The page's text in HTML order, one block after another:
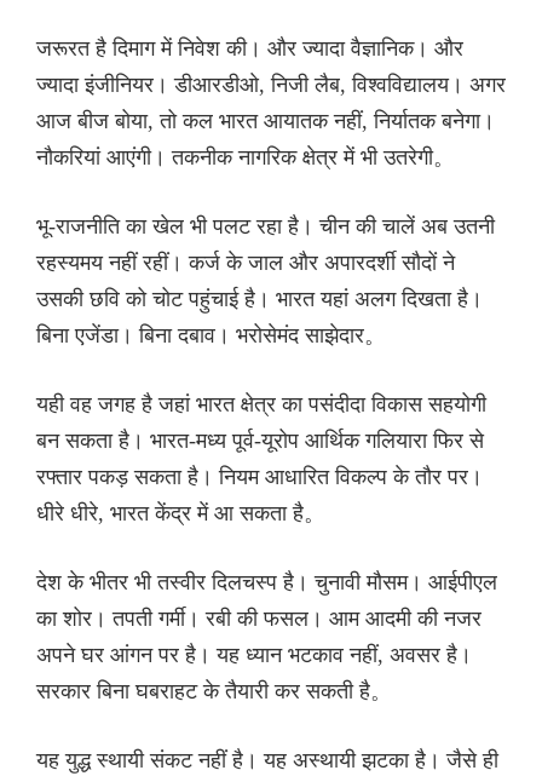
जरूरत है दिमाग में निवेश की। और ज्यादा वैज्ञानिक। और
ज्यादा इंजीनियर। डीआरडीओ, निजी लैब, विश्वविद्यालय। अगर
आज बीज बोया, तो कल भारत आयातक नहीं, निर्यातक बनेगा।
नौकरियां आएंगी। तकनीक नागरिक क्षेत्र में भी उतरेगी。
भू-राजनीति का खेल भी पलट रहा है। चीन की चालें अब उतनी
रहस्यमय नहीं रहीं। कर्ज के जाल और अपारदर्शी सौदों ने
उसकी छवि को चोट पहुंचाई है। भारत यहां अलग दिखता है।
बिना एजेंडा। बिना दबाव। भरोसेमंद साझेदार。
यही वह जगह है जहां भारत क्षेत्र का पसंदीदा विकास सहयोगी
बन सकता है। भारत-मध्य पूर्व-यूरोप आर्थिक गलियारा फिर से
रफ्तार पकड़ सकता है। नियम आधारित विकल्प के तौर पर।
धीरे धीरे, भारत केंद्र में आ सकता है。
देश के भीतर भी तस्वीर दिलचस्प है। चुनावी मौसम। आईपीएल
का शोर। तपती गर्मी। रबी की फसल। आम आदमी की नजर
अपने घर आंगन पर है। यह ध्यान भटकाव नहीं, अवसर है।
सरकार बिना घबराहट के तैयारी कर सकती है。
यह युद्ध स्थायी संकट नहीं है। यह अस्थायी झटका है। जैसे ही